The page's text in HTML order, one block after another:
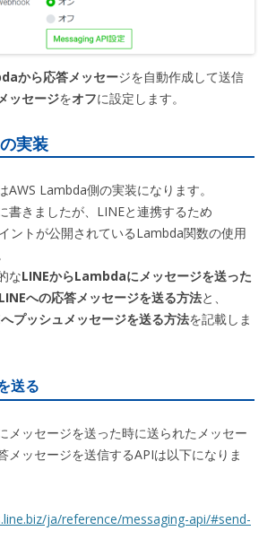
から応答メッセージを自動作成して送信
ッセージをオフに設定します。
実装
AWS Lambda側の実装になります。
書きましたが、LINEと連携するため
ントが公開されているLambda関数の使用
なLINEからLambdaにメッセージを送った
への応答メッセージを送る方法と、
プッシュメッセージを送る方法を記載しま
送る
メッセージを送った時に送られたメッセー
メッセージを送信するAPIは以下になりま
ja/reference/messaging-api/#send-